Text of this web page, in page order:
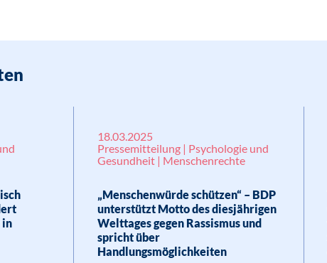
in
18.03.2025
Pressemitteilung | Psychologie und
Gesundheit | Menschenrechte
„Menschenwürde schützen“ – BDP
unterstützt Motto des diesjährigen
Welttages gegen Rassismus und
spricht über
Handlungsmöglichkeiten